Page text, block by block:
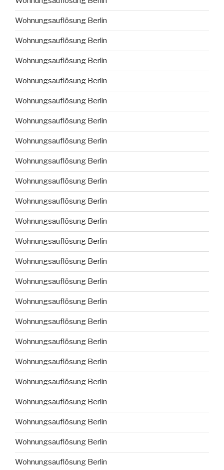
Wohnungsauflösung Berlin
Wohnungsauflösung Berlin
Wohnungsauflösung Berlin
Wohnungsauflösung Berlin
Wohnungsauflösung Berlin
Wohnungsauflösung Berlin
Wohnungsauflösung Berlin
Wohnungsauflösung Berlin
Wohnungsauflösung Berlin
Wohnungsauflösung Berlin
Wohnungsauflösung Berlin
Wohnungsauflösung Berlin
Wohnungsauflösung Berlin
Wohnungsauflösung Berlin
Wohnungsauflösung Berlin
Wohnungsauflösung Berlin
Wohnungsauflösung Berlin
Wohnungsauflösung Berlin
Wohnungsauflösung Berlin
Wohnungsauflösung Berlin
Wohnungsauflösung Berlin
Wohnungsauflösung Berlin
Wohnungsauflösung Berlin